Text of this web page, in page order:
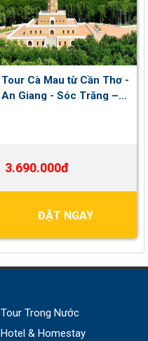
Tour Cà Mau từ Cần Thơ -
An Giang - Sóc Trăng –
3.690.000đ
ĐẶT NGAY
Tour Trong Nước
Hotel & Homestay